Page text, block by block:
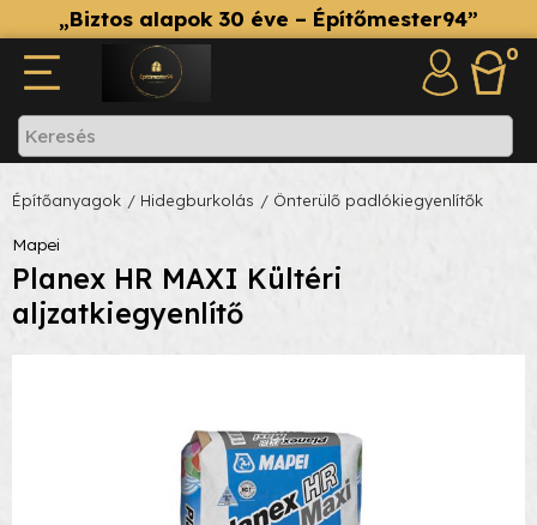
„Biztos alapok 30 éve – Építőmester94”
0
Építőanyagok / Hidegburkolás / Önterülő padlókiegyenlítők
Mapei
Planex HR MAXI Kültéri
aljzatkiegyenlítő